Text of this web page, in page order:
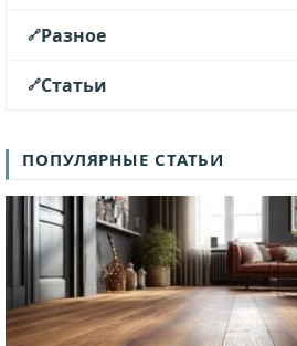
Разное
Статьи
ПОПУЛЯРНЫЕ СТАТЬИ